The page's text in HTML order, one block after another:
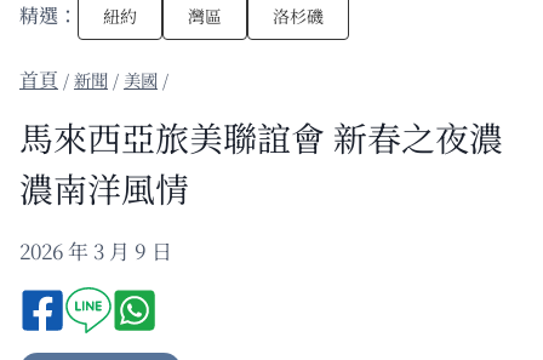
精選： 紐約 灣區 洛杉磯
/新聞 / 美國 /
馬來西亞旅美聯誼會 新春之夜濃
濃南洋風情
2026 年 3 月 9 日